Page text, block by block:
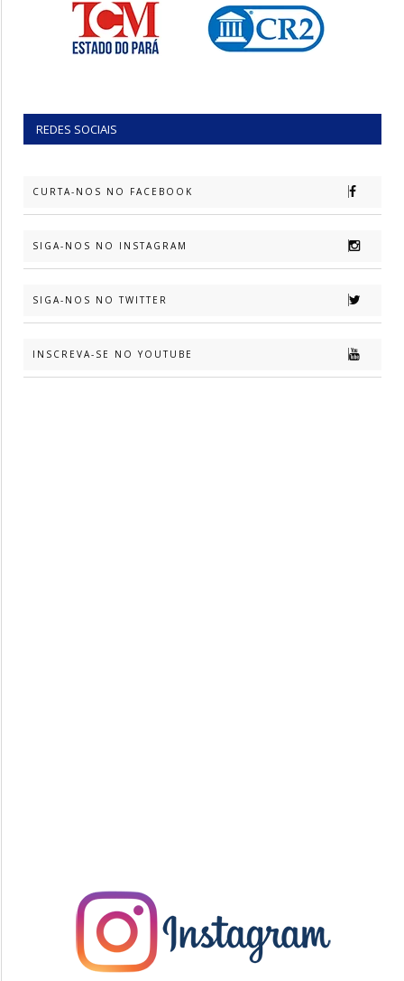
REDES SOCIAIS
CURTA-NOS NO FACEBOOK
SIGA-NOS NO INSTAGRAM
SIGA-NOS NO TWITTER
INSCREVA-SE NO YOUTUBE